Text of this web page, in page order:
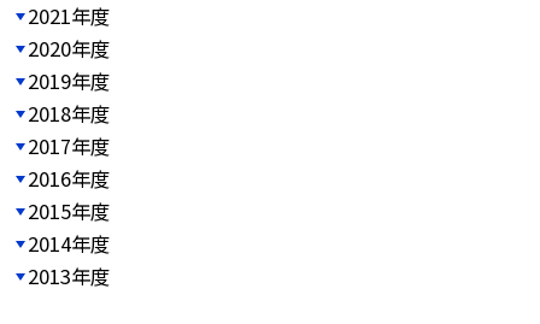
2021年度
2020年度
2019年度
2018年度
2017年度
2016年度
2015年度
2014年度
2013年度